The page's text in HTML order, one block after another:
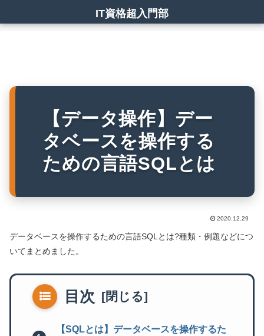
IT資格超入門部
【データ操作】デー
タベースを操作する
ための言語SQLとは
2020.12.29
データベースを操作するための言語SQLとは?種類・例題などにつ
いてまとめました。
目次
【SQLとは】データベースを操作するた